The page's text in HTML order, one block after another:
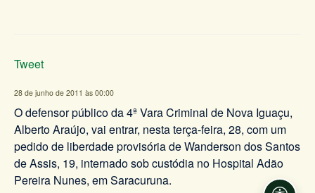
Tweet
28 de junho de 2011 às 00:00
O defensor público da 4ª Vara Criminal de Nova Iguaçu,
Alberto Araújo, vai entrar, nesta terça-feira, 28, com um
pedido de liberdade provisória de Wanderson dos Santos
de Assis, 19, internado sob custódia no Hospital Adão
Pereira Nunes, em Saracuruna.